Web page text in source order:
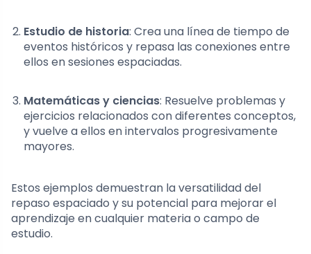
Estudio de historia: Crea una línea de tiempo de
eventos históricos y repasa las conexiones entre
ellos en sesiones espaciadas.
Matemáticas y ciencias: Resuelve problemas y
ejercicios relacionados con diferentes conceptos,
y vuelve a ellos en intervalos progresivamente
mayores.
Estos ejemplos demuestran la versatilidad del
repaso espaciado y su potencial para mejorar el
aprendizaje en cualquier materia o campo de
estudio.